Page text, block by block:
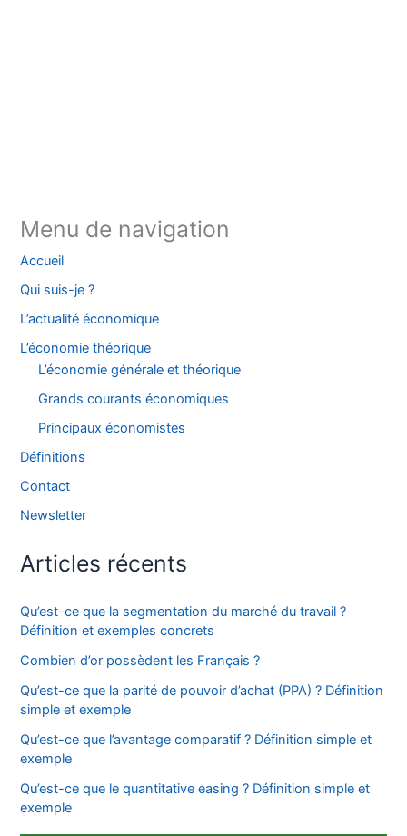
Menu de navigation
Accueil
Qui suis-je ?
L’actualité économique
L’économie théorique
L’économie générale et théorique
Grands courants économiques
Principaux économistes
Définitions
Contact
Newsletter
Articles récents
Qu’est-ce que la segmentation du marché du travail ?
Définition et exemples concrets
Combien d’or possèdent les Français ?
Qu’est-ce que la parité de pouvoir d’achat (PPA) ? Définition
simple et exemple
Qu’est-ce que l’avantage comparatif ? Définition simple et
exemple
Qu’est-ce que le quantitative easing ? Définition simple et
exemple